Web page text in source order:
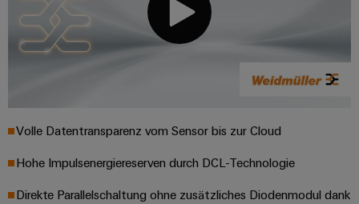
Volle Datentransparenz vom Sensor bis zur Cloud
Hohe Impulsenergiereserven durch DCL-Technologie
Direkte Parallelschaltung ohne zusätzliches Diodenmodul dank